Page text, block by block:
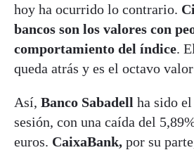
hoy ha ocurrido lo contrario.
bancos son los valores con
comportamiento del índice.
queda atrás y es el octavo
Así, Banco Sabadell ha sido
sesión, con una caída del
euros. CaixaBank, por su